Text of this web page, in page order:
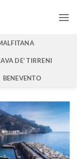
DE’ TIRRENI
BENEVENTO